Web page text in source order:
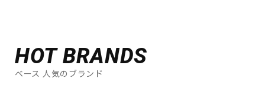
HOT BRANDS
ベース 人気のブランド